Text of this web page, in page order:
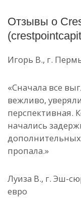
Отзывы о
Игорь В., г.
«Сначала все
вежливо,
перспективная.
начались
дополнительных
пропала.»
Луиза В., г. Эш-
евро